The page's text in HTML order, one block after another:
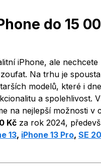
do 15
iPhone, ale nechcete
Na trhu je spousta
modelů, které i
a spolehlivost.
na nejlepší možnosti v
Kč za rok 2024,
13, iPhone 13 Pro, SE